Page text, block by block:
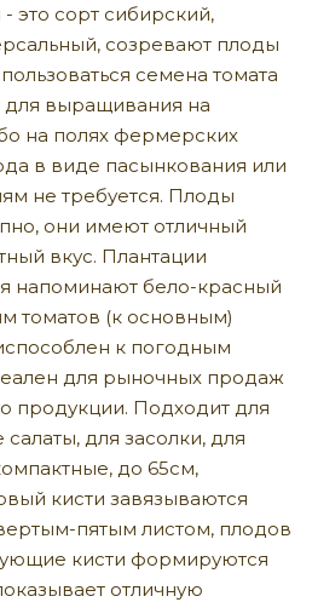
это сорт сибирский,
созревают плоды
семена томата
для выращивания на
на полях фермерских
в виде пасынкования или
не требуется. Плоды
они имеют отличный
вкус. Плантации
напоминают бело-красный
томатов (к основным)
к погодным
для рыночных продаж
продукции. Подходит для
для засолки, для
до 65см,
кисти завязываются
пятым листом, плодов
кисти формируются
отличную